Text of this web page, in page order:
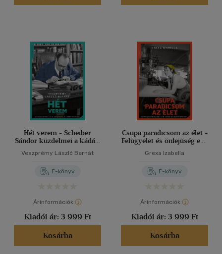
Hét verem - Scheiber
Sándor küzdelmei a kádári
Veszprémy László Bernát
E-könyv
Árinformációk
Kiadói ár: 3 999 Ft
Kosárba
Csupa paradicsom az élet -
Felügyelet és önfejűség egy
élettörténetben
Grexa Izabella
E-könyv
Árinformációk
Kiadói ár: 3 999 Ft
Kosárba